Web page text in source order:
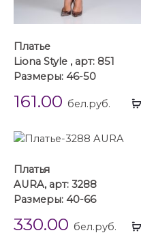
Платье
Liona Style , арт: 851
Размеры: 46-50
161.00 бел.руб.
Платья
AURA, арт: 3288
Размеры: 40-66
330.00 бел.руб.